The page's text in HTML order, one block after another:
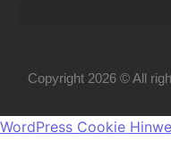
Copyright 2026 © All
WordPress Cookie